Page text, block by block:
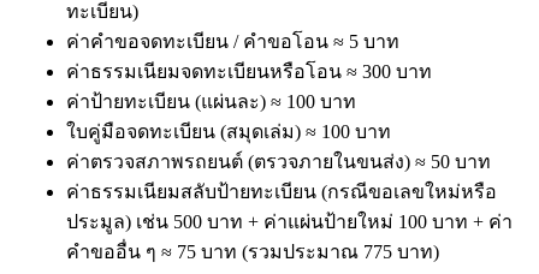
ทะเบียน)
ค่าคำขอจดทะเบียน / คำขอโอน ≈ 5 บาท
ค่าธรรมเนียมจดทะเบียนหรือโอน ≈ 300 บาท
ค่าป้ายทะเบียน (แผ่นละ) ≈ 100 บาท
ใบคู่มือจดทะเบียน (สมุดเล่ม) ≈ 100 บาท
ค่าตรวจสภาพรถยนต์ (ตรวจภายในขนส่ง) ≈ 50 บาท
ค่าธรรมเนียมสลับป้ายทะเบียน (กรณีขอเลขใหม่หรือ
ประมูล) เช่น 500 บาท + ค่าแผ่นป้ายใหม่ 100 บาท + ค่า
คำขออื่น ๆ ≈ 75 บาท (รวมประมาณ 775 บาท)